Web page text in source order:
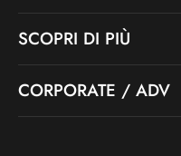
SCOPRI DI PIÙ
CORPORATE / ADV